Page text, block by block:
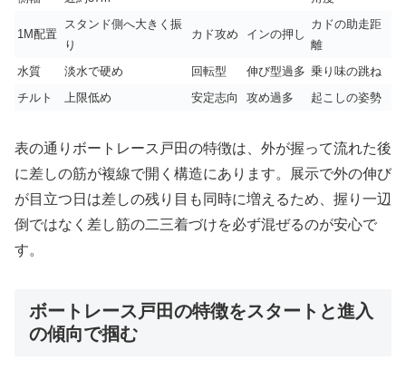
1M配置
スタンド側へ大きく振
り
カド攻め インの押し
カドの助走距
離
水質
淡水で硬め 回転型 伸び型過多 乗り味の跳ね
チルト
上限低め 安定志向 攻め過多 起こしの姿勢
表の通りボートレース戸田の特徴は、外が握って流れた後
に差しの筋が複線で開く構造にあります。展示で外の伸び
が目立つ日は差しの残り目も同時に増えるため、握り一辺
倒ではなく差し筋の二三着づけを必ず混ぜるのが安心で
す。
ボートレース戸田の特徴をスタートと進入
の傾向で掴む